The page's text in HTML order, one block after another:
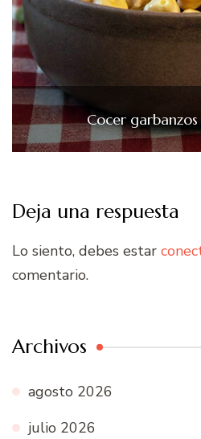
Cocer
Deja una respuesta
Lo siento, debes estar
comentario.
Archivos
agosto 2026
julio 2026